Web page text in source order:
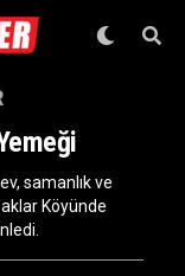
samanlık ve
Köyünde